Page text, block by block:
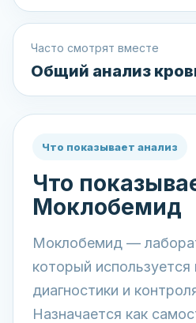
Часто смотрят вместе
Общий анализ
Что показывает анализ
Что
Моклобемид
Моклобемид —
который
диагностики и
Назначается как